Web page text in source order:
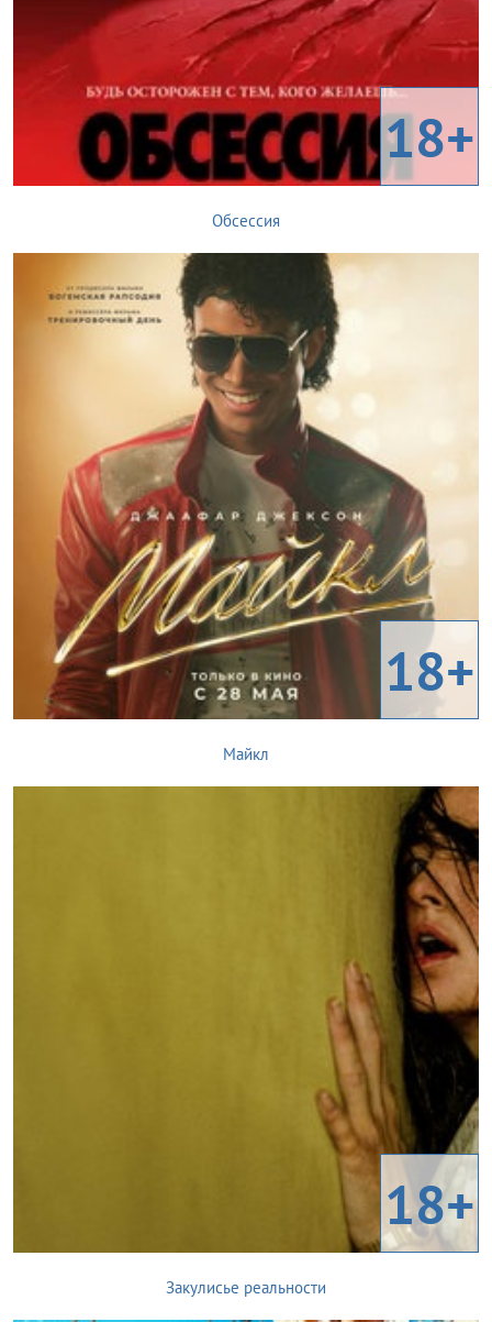
18+
Обсессия
18+
Майкл
18+
Закулисье реальности